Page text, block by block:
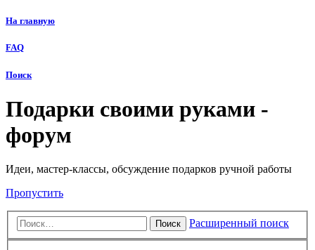
На главную
FAQ
Поиск
Подарки своими руками -
форум
Идеи, мастер-классы, обсуждение подарков ручной работы
Пропустить
Поиск Расширенный поиск